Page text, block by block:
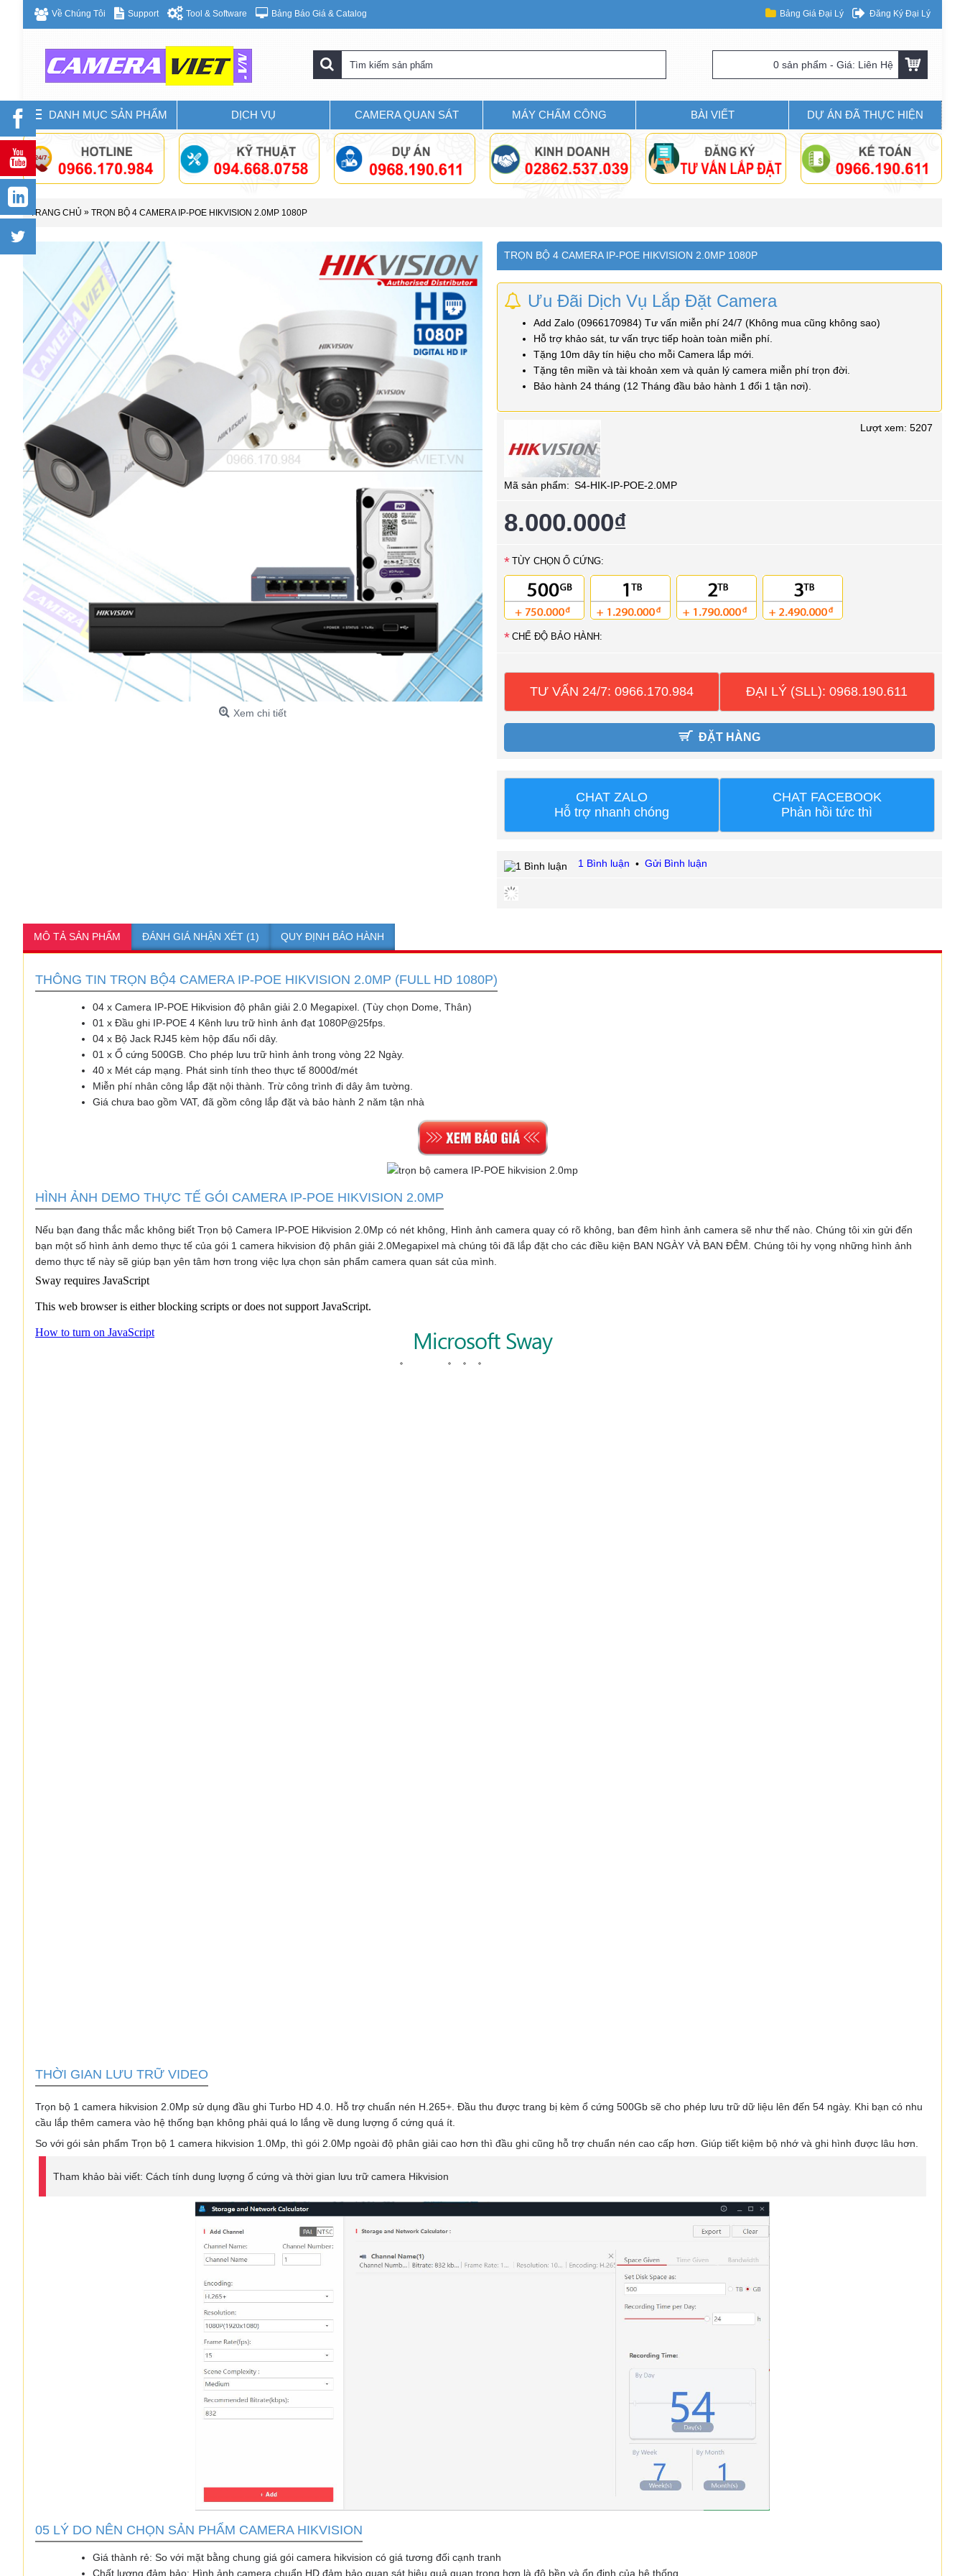
Về Chúng Tôi Support Tool & Software Bảng Báo Giá & Catalog Bảng Giá Đại Lý Đăng Ký Đại Lý
0 sản phẩm - Giá: Liên Hệ
DANH MỤC SẢN PHẨM DỊCH VỤ CAMERA QUAN SÁT MÁY CHẤM CÔNG BÀI VIẾT DỰ ÁN ĐÃ THỰC HIỆN
TRANG CHỦ » TRỌN BỘ 4 CAMERA IP-POE HIKVISION 2.0MP 1080P
Xem chi tiết
TRỌN BỘ 4 CAMERA IP-POE HIKVISION 2.0MP 1080P
Ưu Đãi Dịch Vụ Lắp Đặt Camera
Add Zalo (0966170984) Tư vấn miễn phí 24/7 (Không mua cũng không sao)
Hỗ trợ khảo sát, tư vấn trực tiếp hoàn toàn miễn phí.
Tặng 10m dây tín hiệu cho mỗi Camera lắp mới.
Tặng tên miền và tài khoản xem và quản lý camera miễn phí trọn đời.
Bảo hành 24 tháng (12 Tháng đầu bảo hành 1 đổi 1 tận nơi).
Lượt xem: 5207
Mã sản phẩm: S4-HIK-IP-POE-2.0MP
8.000.000₫
* TÙY CHỌN Ổ CỨNG:
* CHẾ ĐỘ BẢO HÀNH:
TƯ VẤN 24/7: 0966.170.984 ĐẠI LÝ (SLL): 0968.190.611
ĐẶT HÀNG
CHAT ZALO
Hỗ trợ nhanh chóng
CHAT FACEBOOK
Phản hồi tức thì
1 Bình luận • Gửi Bình luận
MÔ TẢ SẢN PHẨM ĐÁNH GIÁ NHẬN XÉT (1) QUY ĐỊNH BẢO HÀNH
THÔNG TIN TRỌN BỘ4 CAMERA IP-POE HIKVISION 2.0MP (FULL HD 1080P)
04 x Camera IP-POE Hikvision độ phân giải 2.0 Megapixel. (Tùy chọn Dome, Thân)
01 x Đầu ghi IP-POE 4 Kênh lưu trữ hình ảnh đạt 1080P@25fps.
04 x Bộ Jack RJ45 kèm hộp đấu nối dây.
01 x Ổ cứng 500GB. Cho phép lưu trữ hình ảnh trong vòng 22 Ngày.
40 x Mét cáp mạng. Phát sinh tính theo thực tế 8000đ/mét
Miễn phí nhân công lắp đặt nội thành. Trừ công trình đi dây âm tường.
Giá chưa bao gồm VAT, đã gồm công lắp đặt và bảo hành 2 năm tận nhà
HÌNH ẢNH DEMO THỰC TẾ GÓI CAMERA IP-POE HIKVISION 2.0MP
Nếu bạn đang thắc mắc không biết Trọn bộ Camera IP-POE Hikvision 2.0Mp có nét không, Hình ảnh camera quay có rõ không, ban đêm hình ảnh camera sẽ như thế nào. Chúng tôi xin gửi đến
bạn một số hình ảnh demo thực tế của gói 1 camera hikvision độ phân giải 2.0Megapixel mà chúng tôi đã lắp đặt cho các điều kiện BAN NGÀY VÀ BAN ĐÊM. Chúng tôi hy vọng những hình ảnh
demo thực tế này sẽ giúp bạn yên tâm hơn trong việc lựa chọn sản phẩm camera quan sát của mình.
THỜI GIAN LƯU TRỮ VIDEO
Trọn bộ 1 camera hikvision 2.0Mp sử dụng đầu ghi Turbo HD 4.0. Hỗ trợ chuẩn nén H.265+. Đầu thu được trang bị kèm ổ cứng 500Gb sẽ cho phép lưu trữ dữ liệu lên đến 54 ngày. Khi bạn có nhu
cầu lắp thêm camera vào hệ thống bạn không phải quá lo lắng về dung lượng ổ cứng quá ít.
So với gói sản phẩm Trọn bộ 1 camera hikvision 1.0Mp, thì gói 2.0Mp ngoài độ phân giải cao hơn thì đầu ghi cũng hỗ trợ chuẩn nén cao cấp hơn. Giúp tiết kiệm bộ nhớ và ghi hình được lâu hơn.
Tham khảo bài viết: Cách tính dung lượng ổ cứng và thời gian lưu trữ camera Hikvision
05 LÝ DO NÊN CHỌN SẢN PHẨM CAMERA HIKVISION
Giá thành rẻ: So với mặt bằng chung giá gói camera hikvision có giá tương đối cạnh tranh
Chất lượng đảm bảo: Hình ảnh camera chuẩn HD đảm bảo quan sát hiệu quả quan trọng hơn là độ bền và ổn định của hệ thống